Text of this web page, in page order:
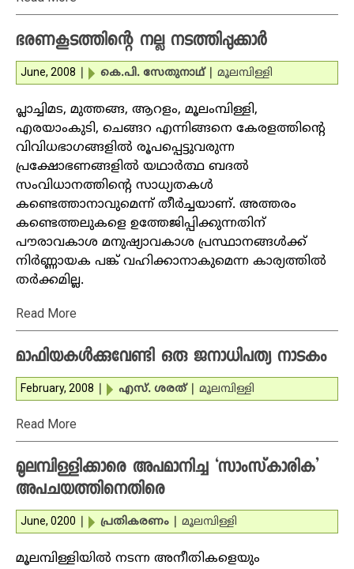
ഭരണകൂടത്തിന്റെ നല്ല നടത്തിപ്പുക്കാര്‍
June, 2008 കെ.പി. സേതുനാഥ് മൂലമ്പിള്ളി
പ്ലാച്ചിമട, മുത്തങ്ങ, ആറളം, മൂലംമ്പിള്ളി,
എരയാംകുടി, ചെങ്ങറ എന്നിങ്ങനെ കേരളത്തിന്റെ
വിവിധഭാഗങ്ങളില്‍ രൂപപ്പെട്ടുവരുന്ന
പ്രക്ഷോഭണങ്ങളില്‍ യഥാര്‍ത്ഥ ബദല്‍
സംവിധാനത്തിന്റെ സാധ്യതകള്‍
കണ്ടെത്താനാവുമെന്ന് തീര്‍ച്ചയാണ്. അത്തരം
കണ്ടെത്തലുകളെ ഉത്തേജിപ്പിക്കുന്നതിന്
പൗരാവകാശ മനുഷ്യാവകാശ പ്രസ്ഥാനങ്ങള്‍ക്ക്
നിര്‍ണ്ണായക പങ്ക് വഹിക്കാനാകുമെന്ന കാര്യത്തില്‍
തര്‍ക്കമില്ല.
Read More
മാഫിയകള്‍ക്കുവേണ്ടി ഒരു ജനാധിപത്യ നാടകം
February, 2008 എസ്. ശരത്‌ മൂലമ്പിള്ളി
Read More
മൂലമ്പിള്ളിക്കാരെ അപമാനിച്ച ‘സാംസ്‌കാരിക’
അപചയത്തിനെതിരെ
June, 0200 പ്രതികരണം മൂലമ്പിള്ളി
മൂലമ്പിള്ളിയില്‍ നടന്ന അനീതികളെയും